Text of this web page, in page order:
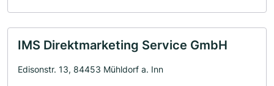
IMS Direktmarketing Service GmbH
Edisonstr. 13, 84453 Mühldorf a. Inn